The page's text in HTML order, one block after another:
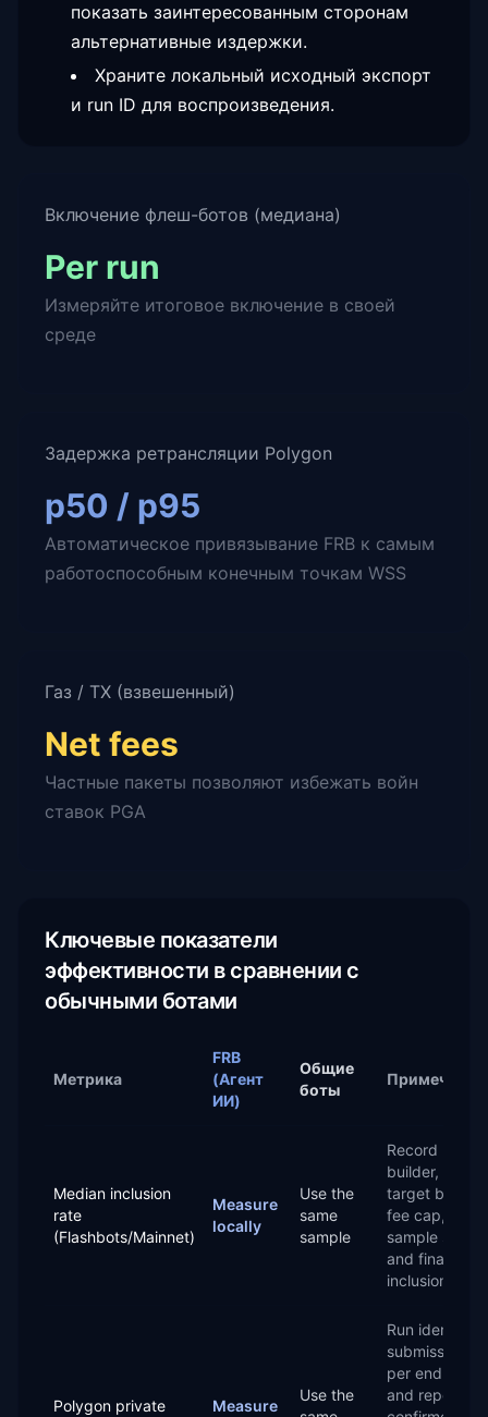
показать заинтересованным сторонам
альтернативные издержки.
Храните локальный исходный экспорт
и run ID для воспроизведения.
Включение флеш-ботов (медиана)
Per run
Измеряйте итоговое включение в своей
среде
Задержка ретрансляции Polygon
p50 / p95
Автоматическое привязывание FRB к самым
работоспособным конечным точкам WSS
Газ / TX (взвешенный)
Net fees
Частные пакеты позволяют избежать войн
ставок PGA
Ключевые показатели
эффективности в сравнении с
обычными ботами
Метрика
FRB
(Агент
ИИ)
Общие
боты
Примечания
Median inclusion
rate
(Flashbots/Mainnet)
Measure
locally
Use the
same
sample
Record relay,
builder,
target block,
fee cap,
sample size,
and final
inclusion.
Polygon private Measure
Use the
Run identical
submissions
per endpoint
and report